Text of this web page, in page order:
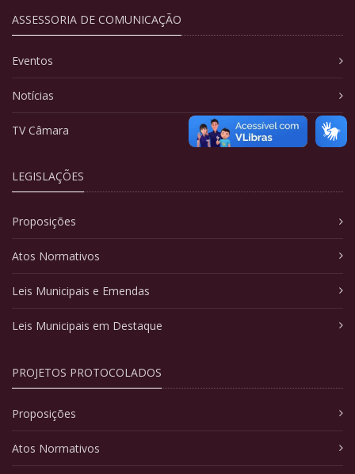
ASSESSORIA DE COMUNICAÇÃO
Eventos
Notícias
TV Câmara
LEGISLAÇÕES
Proposições
Atos Normativos
Leis Municipais e Emendas
Leis Municipais em Destaque
PROJETOS PROTOCOLADOS
Proposições
Atos Normativos